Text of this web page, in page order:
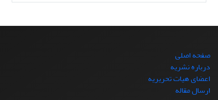
صفحه اصلی
درباره نشریه
اعضای هیات تحریریه
ارسال مقاله